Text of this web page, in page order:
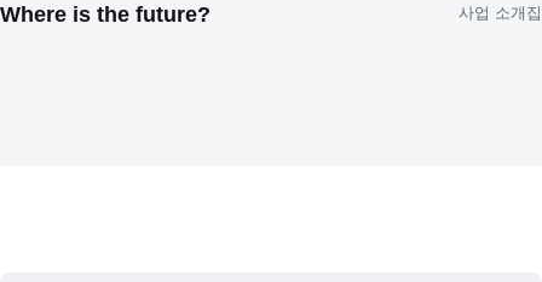
Where is the future? 사업 소개집